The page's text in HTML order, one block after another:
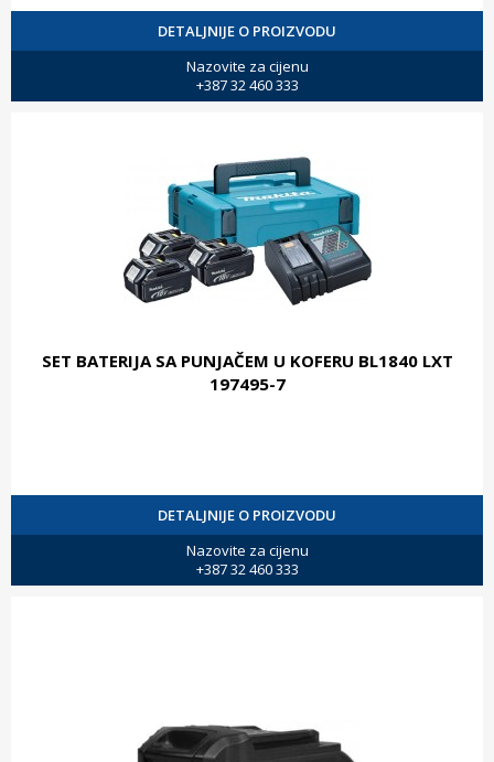
DETALJNIJE O PROIZVODU
Nazovite za cijenu
+387 32 460 333
SET BATERIJA SA PUNJAČEM U KOFERU BL1840 LXT
197495-7
DETALJNIJE O PROIZVODU
Nazovite za cijenu
+387 32 460 333